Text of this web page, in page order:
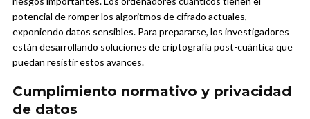
potencial de romper los algoritmos de cifrado actuales,
exponiendo datos sensibles. Para prepararse, los investigadores
están desarrollando soluciones de criptografía post-cuántica que
puedan resistir estos avances.
Cumplimiento normativo y privacidad
de datos